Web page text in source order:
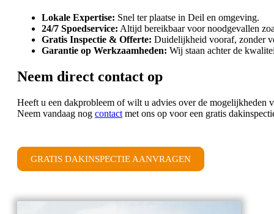
Lokale Expertise: Snel ter plaatse in Deil en omgeving.
24/7 Spoedservice: Altijd bereikbaar voor noodgevallen
Gratis Inspectie & Offerte: Duidelijkheid vooraf, zonder
Garantie op Werkzaamheden: Wij staan achter de
Neem direct contact op
Heeft u een dakprobleem of wilt u advies over de mogelijkheden
Neem vandaag nog contact met ons op voor een gratis
GRATIS DAKINSPECTIE AANVRAGEN